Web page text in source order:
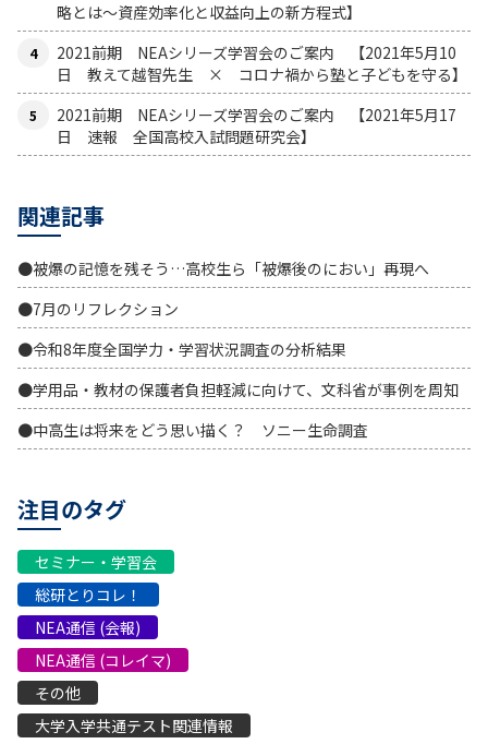
略とは〜資産効率化と収益向上の新方程式】
2021前期 NEAシリーズ学習会のご案内 【2021年5月10
日 教えて越智先生 × コロナ禍から塾と子どもを守る】
2021前期 NEAシリーズ学習会のご案内 【2021年5月17
日 速報 全国高校入試問題研究会】
関連記事
●被爆の記憶を残そう…高校生ら「被爆後のにおい」再現へ
●7月のリフレクション
●令和8年度全国学力・学習状況調査の分析結果
●学用品・教材の保護者負担軽減に向けて、文科省が事例を周知
●中高生は将来をどう思い描く？ ソニー生命調査
注目のタグ
セミナー・学習会
総研とりコレ！
NEA通信 (会報)
NEA通信 (コレイマ)
その他
大学入学共通テスト関連情報